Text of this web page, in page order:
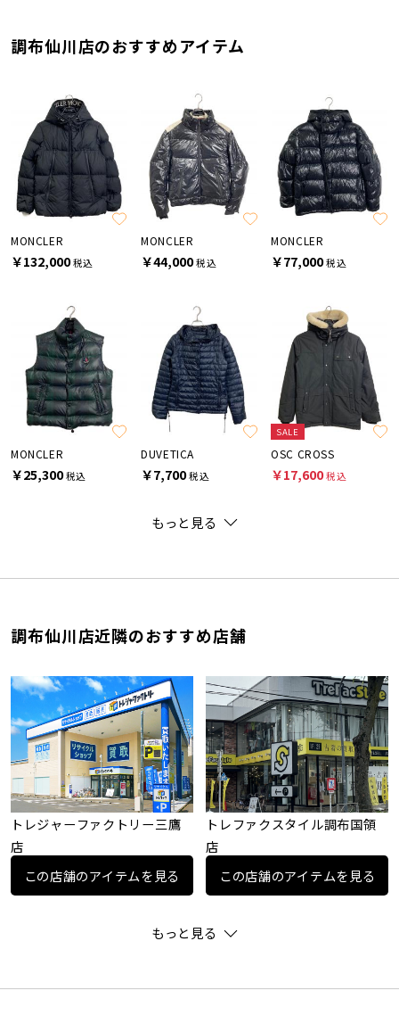
調布仙川店のおすすめアイテム
MONCLER
￥132,000税込
MONCLER
￥44,000税込
MONCLER
￥77,000税込
MONCLER
￥25,300税込
DUVETICA
￥7,700税込
SALE
OSC CROSS
￥17,600税込
もっと見る
調布仙川店近隣のおすすめ店舗
トレジャーファクトリー三鷹
店
この店舗のアイテムを見る
トレファクスタイル調布国領
店
この店舗のアイテムを見る
もっと見る